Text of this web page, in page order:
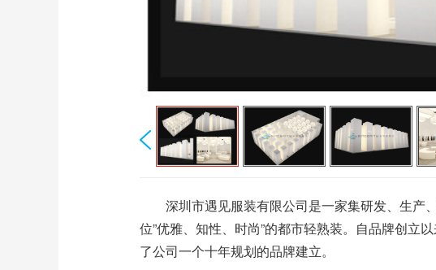
深圳市遇见服装有限公司是一家集研发、生产、
位”优雅、知性、时尚”的都市轻熟装。自品牌创立
了公司一个十年规划的品牌建立。